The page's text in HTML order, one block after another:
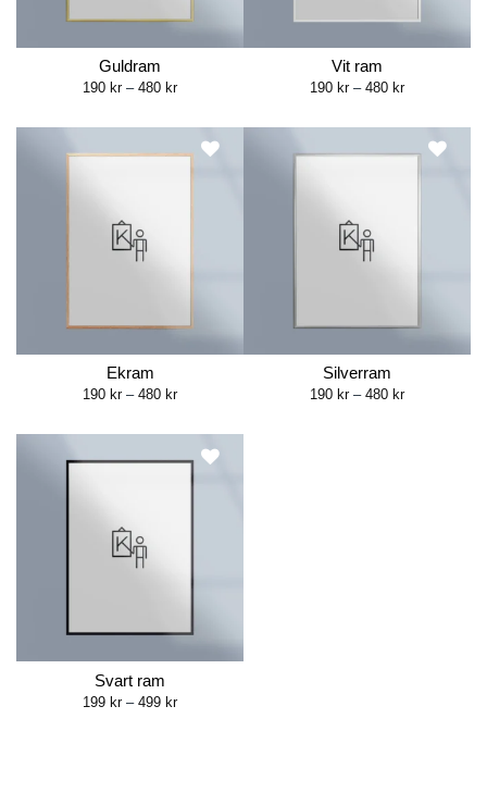
Guldram
190 kr – 480 krPrice
through
480 kr
Vit ram
190 kr – 480 krPrice
through
480 kr
Ekram
190 kr – 480 krPrice
through
480 kr
Silverram
190 kr – 480 krPrice
Svart ram
199 kr – 499 krPrice